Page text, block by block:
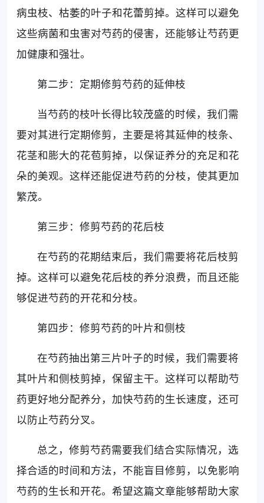
病虫枝、枯萎的叶子和花蕾剪掉。这样可以避免
这些病菌和虫害对芍药的侵害，还能够让芍药更
加健康和强壮。
第二步：定期修剪芍药的延伸枝
当芍药的枝叶长得比较茂盛的时候，我们需
要对其进行定期修剪，主要是将其延伸的枝条、
花茎和膨大的花苞剪掉，以保证养分的充足和花
朵的美观。这样还能促进芍药的分枝，使其更加
繁茂。
第三步：修剪芍药的花后枝
在芍药的花期结束后，我们需要将花后枝剪
掉。这样可以避免花后枝的养分浪费，而且还能
够促进芍药的开花和分枝。
第四步：修剪芍药的叶片和侧枝
在芍药抽出第三片叶子的时候，我们需要将
其叶片和侧枝剪掉，保留主干。这样可以帮助芍
药更好地分配养分，加快芍药的生长速度，还可
以防止芍药分叉。
总之，修剪芍药需要我们结合实际情况，选
择合适的时间和方法，不能盲目修剪，以免影响
芍药的生长和开花。希望这篇文章能够帮助大家